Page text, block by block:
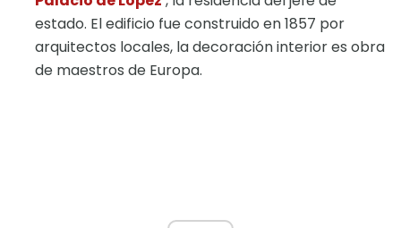
estado. El edificio fue construido en 1857 por
arquitectos locales, la decoración interior es obra
de maestros de Europa.